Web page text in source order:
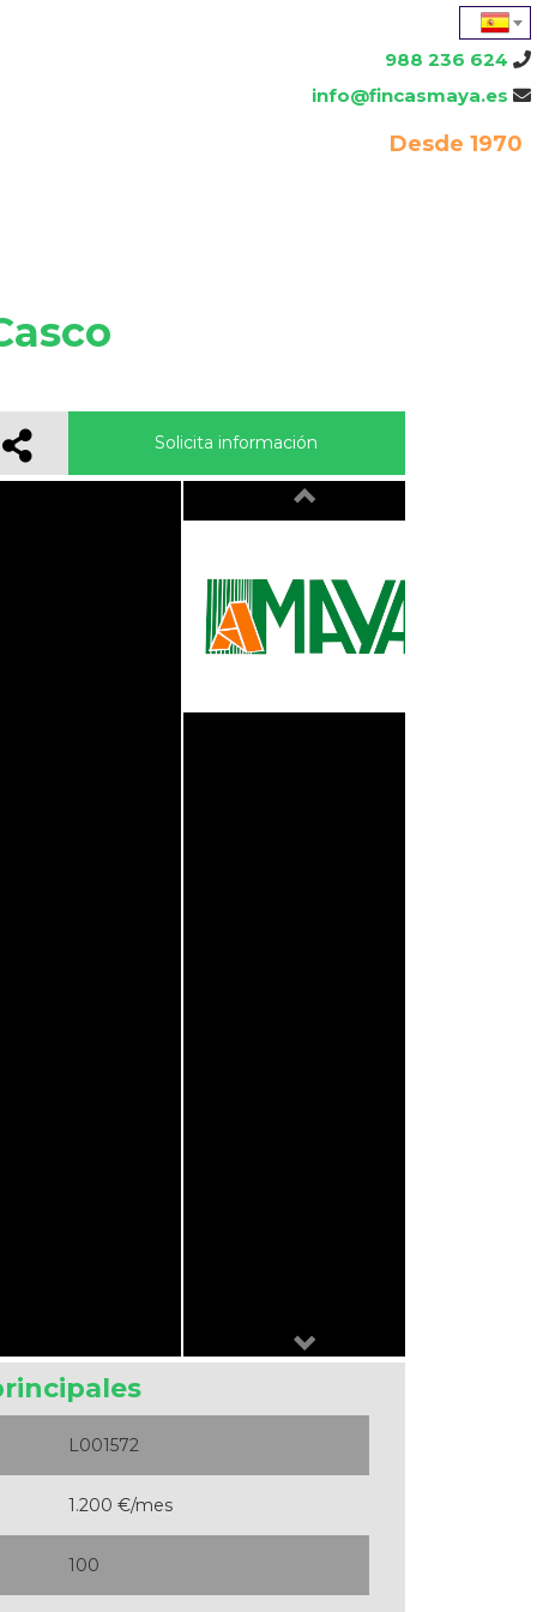
988 236 624
info@fincasmaya.es
Desde 1970
Solicita información
L001572
1.200 €/mes
100